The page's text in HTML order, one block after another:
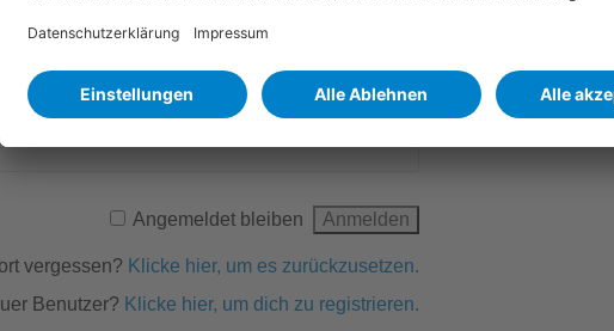
Angemeldet bleiben
vergessen? Klicke hier, um es zurückzusetzen.
Benutzer? Klicke hier, um dich zu registrieren.